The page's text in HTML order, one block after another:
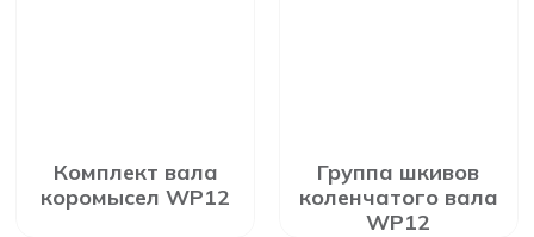
Комплект вала
коромысел WP12
Группа шкивов
коленчатого вала
WP12